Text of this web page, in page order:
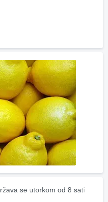
se utorkom od 8 sati